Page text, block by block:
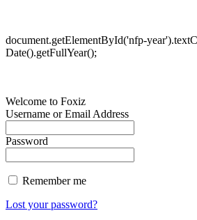
document.getElementById('nfp-
Date().getFullYear();
Welcome to Foxiz
Username or Email Address
Password
Remember me
Lost your password?